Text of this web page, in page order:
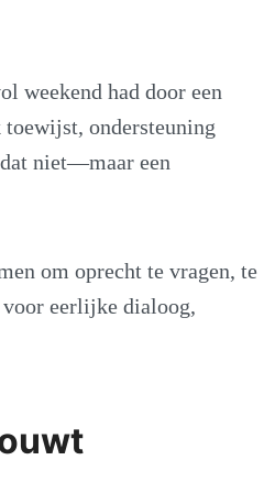
weekend had door een
ondersteuning
niet—maar een
om oprecht te vragen, te
voor eerlijke dialoog,